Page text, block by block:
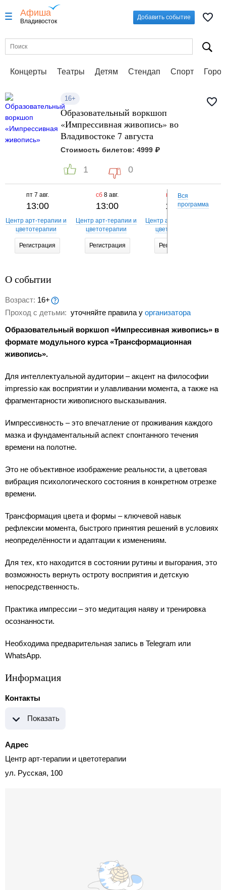
Афиша
Владивосток
Добавить событие
Концерты Театры Детям Стендап Спорт
16+
Образовательный воркшоп
«Импрессивная живопись» во
Владивостоке 7 августа
Стоимость билетов: 4999 ₽
1 0
пт 7 авг.
13:00
Центр арт-терапии и
цветотерапии
Регистрация
сб8 авг.
13:00
Центр арт-терапии и
цветотерапии
Регистрация
вс 9 авг.
13:00
Центр арт-терапии и
цветотерапии
Регистрация
Вся
программа
О событии
Возраст: 16+
Проход с детьми: уточняйте правила у организатора
Образовательный воркшоп «Импрессивная живопись» в
формате модульного курса «Трансформационная
живопись».
Для интеллектуальной аудитории – акцент на философии
impressio как восприятии и улавливании момента, а также на
фрагментарности живописного высказывания.
Импрессивность – это впечатление от проживания каждого
мазка и фундаментальный аспект спонтанного течения
времени на полотне.
Это не объективное изображение реальности, а цветовая
вибрация психологического состояния в конкретном отрезке
времени.
Трансформация цвета и формы – ключевой навык
рефлексии момента, быстрого принятия решений в условиях
неопределённости и адаптации к изменениям.
Для тех, кто находится в состоянии рутины и выгорания, это
возможность вернуть остроту восприятия и детскую
непосредственность.
Практика импрессии – это медитация наяву и тренировка
осознанности.
Необходима предварительная запись в Telegram или
WhatsApp.
Информация
Контакты
Показать
Адрес
Центр арт-терапии и цветотерапии
ул. Русская, 100